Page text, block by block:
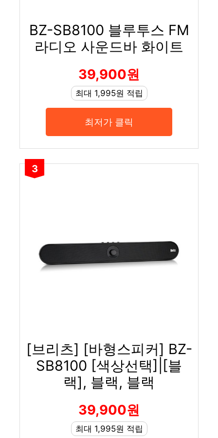
BZ-SB8100 블루투스 FM
라디오 사운드바 화이트
39,900원
최대 1,995원 적립
최저가 클릭
3
[브리츠] [바형스피커] BZ-
SB8100 [색상선택]|[블
랙], 블랙, 블랙
39,900원
최대 1,995원 적립